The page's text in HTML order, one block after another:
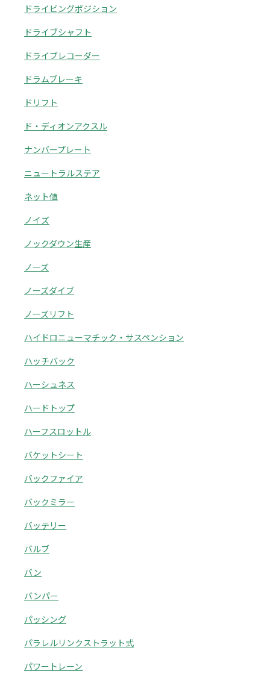
ドライビングポジション
ドライブシャフト
ドライブレコーダー
ドラムブレーキ
ドリフト
ド・ディオンアクスル
ナンバープレート
ニュートラルステア
ネット値
ノイズ
ノックダウン生産
ノーズ
ノーズダイブ
ノーズリフト
ハイドロニューマチック・サスペンション
ハッチバック
ハーシュネス
ハードトップ
ハーフスロットル
バケットシート
バックファイア
バックミラー
バッテリー
バルブ
バン
バンパー
パッシング
パラレルリンクストラット式
パワートレーン